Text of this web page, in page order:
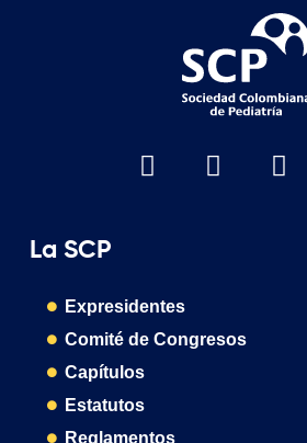
La SCP
Expresidentes
Comité de Congresos
Capítulos
Estatutos
Reglamentos